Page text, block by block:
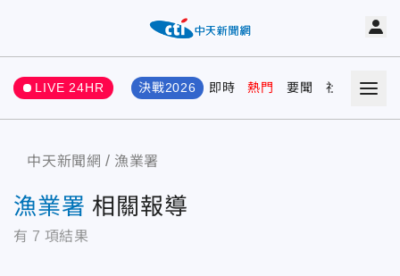
LIVE 24HR 決戰2026 即時 熱門 要聞 社會 娛樂
中天新聞網 漁業署
漁業署 相關報導
有 7 項結果